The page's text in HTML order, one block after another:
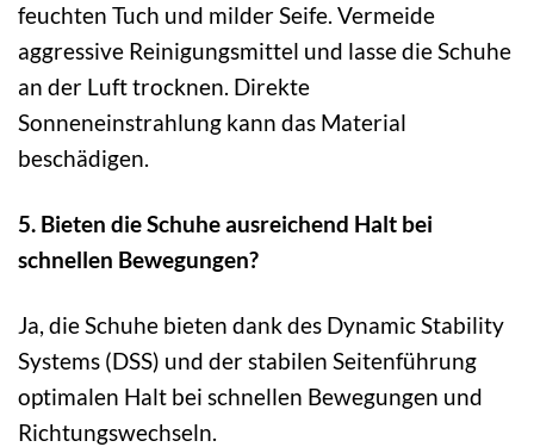
feuchten Tuch und milder Seife. Vermeide
aggressive Reinigungsmittel und lasse die Schuhe
an der Luft trocknen. Direkte
Sonneneinstrahlung kann das Material
beschädigen.
5. Bieten die Schuhe ausreichend Halt bei
schnellen Bewegungen?
Ja, die Schuhe bieten dank des Dynamic Stability
Systems (DSS) und der stabilen Seitenführung
optimalen Halt bei schnellen Bewegungen und
Richtungswechseln.